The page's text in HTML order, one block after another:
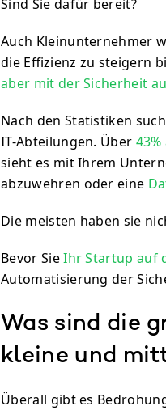
Sind Sie dafür bereit?
Auch Kleinunternehmer
die Effizienz zu steigern
aber mit der Sicherheit
Nach den Statistiken
IT-Abteilungen. Über
sieht es mit Ihrem
abzuwehren oder eine
Die meisten haben sie
Bevor SieIhr Startup auf
Automatisierung der
Was sind die
kleine und
Überall gibt es